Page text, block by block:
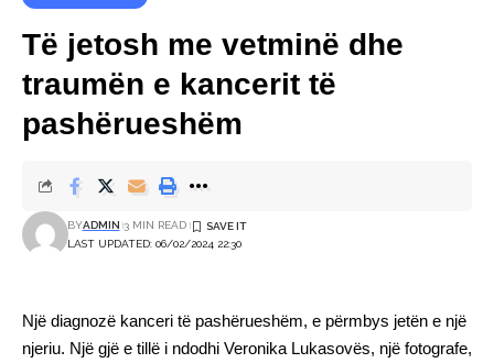
Të jetosh me vetminë dhe
traumën e kancerit të
pashërueshëm
LAST UPDATED: 06/02/2024 22:30
BYADMIN 3 MIN READ
Një diagnozë kanceri të pashërueshëm, e përmbys jetën e një
njeriu. Një gjë e tillë i ndodhi Veronika Lukasovës, një fotografe,